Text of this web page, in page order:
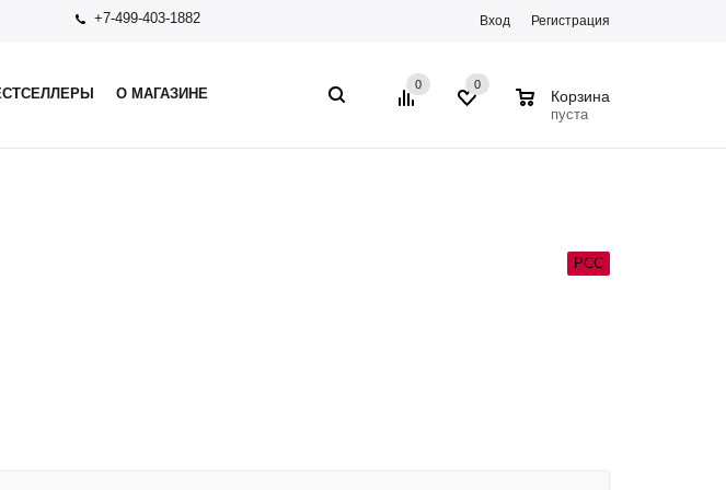
+7-499-403-1882 Вход Регистрация
О МАГАЗИНЕ
0 0
Корзина
пуста
РСС